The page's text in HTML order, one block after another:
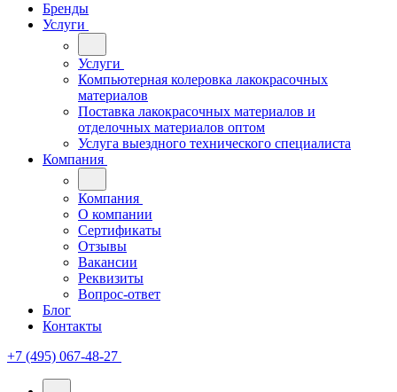
Бренды
Услуги
Услуги
Компьютерная колеровка лакокрасочных
материалов
Поставка лакокрасочных материалов и
отделочных материалов оптом
Услуга выездного технического специалиста
Компания
Компания
О компании
Сертификаты
Отзывы
Вакансии
Реквизиты
Вопрос-ответ
Блог
Контакты
+7 (495) 067-48-27